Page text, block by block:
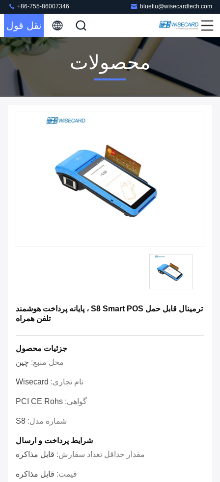
blueliu@wisecardtech.com
+86-755-86007346
نقل قول
محصولات
ترمینال قابل حمل S8 Smart POS ، پایانه پرداخت هوشمند
تلفن همراه
جزئیات محصول
محل منبع: چین
نام تجاری: Wisecard
گواهی: PCI CE Rohs
شماره مدل: S8
شرایط پرداخت و ارسال
مقدار حداقل تعداد سفارش: قابل مذاکره
قیمت: قابل مذاکره